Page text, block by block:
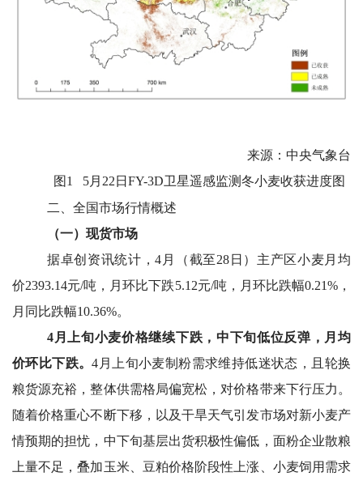
来源：中央气象台
图1
5月22日FY-3D卫星遥感监测冬小麦收获进度图
二、全国市场行情概述
（一）现货市场
据卓创资讯统计，4月（截至28日）主产区小麦月均
价2393.14元/吨，月环比下跌5.12元/吨，月环比跌幅0.21%，
月同比跌幅10.36%。
4 月上旬小麦价格继续下跌，中下旬低位反弹，月均
价环比下跌。4 月上旬小麦制粉需求维持低迷状态，且轮换
粮货源充裕，整体供需格局偏宽松，对价格带来下行压力。
随着价格重心不断下移，以及干旱天气引发市场对新小麦产
情预期的担忧，中下旬基层出货积极性偏低，面粉企业散粮
上量不足，叠加玉米、豆粕价格阶段性上涨、小麦饲用需求